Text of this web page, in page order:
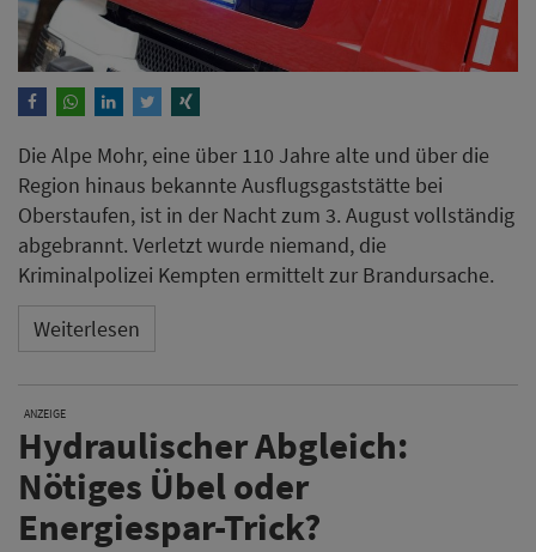
Die Alpe Mohr, eine über 110 Jahre alte und über die
Region hinaus bekannte Ausflugsgaststätte bei
Oberstaufen, ist in der Nacht zum 3. August vollständig
abgebrannt. Verletzt wurde niemand, die
Kriminalpolizei Kempten ermittelt zur Brandursache.
Weiterlesen
ANZEIGE
Hydraulischer Abgleich:
Nötiges Übel oder
Energiespar-Trick?